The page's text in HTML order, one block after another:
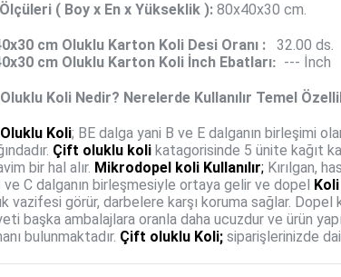
( Boy x En x Yükseklik ): 80x40x30 cm.
cm Oluklu Karton Koli Desi Oranı :
32.00 ds.
cm Oluklu Karton Koli İnch Ebatları: --- İnch
Koli Nedir? Nerelerde Kullanılır Temel
Koli; BE dalga yani B ve E dalganın birleşimi
Çift oluklu koli katagorisinde 5 ünite kağıt
bir hal alır. Mikrodopel koli Kullanılır; Kırılgan,
ve C dalganın birleşmesiyle ortaya gelir ve dopel Koli
vazifesi görür, darbelere karşı koruma sağlar.
başka ambalajlara oranla daha ucuzdur ve ürün
bulunmaktadır. Çift oluklu Koli; siparişlerinizde